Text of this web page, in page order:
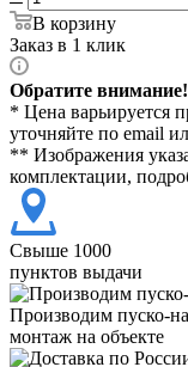
В корзину
Заказ в 1 клик
Обратите внимание!
* Цена варьируется
уточняйте по email
** Изображения
комплектации,
Свыше 1000
пунктов выдачи
Производим пуско-
монтаж на объекте